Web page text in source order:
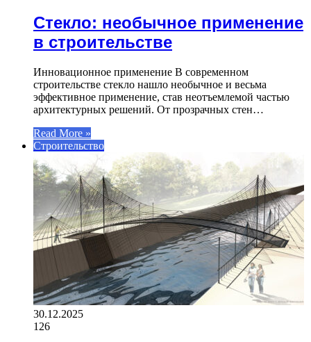
Стекло: необычное применение
в строительстве
Инновационное применение В современном
строительстве стекло нашло необычное и весьма
эффективное применение, став неотъемлемой частью
архитектурных решений. От прозрачных стен…
Read More »
Строительство
30.12.2025
126